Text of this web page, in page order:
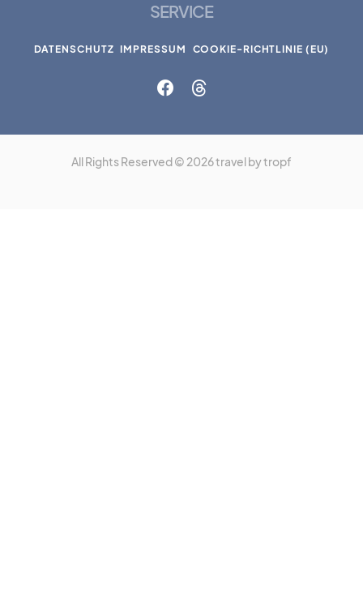
SERVICE
DATENSCHUTZ IMPRESSUM COOKIE-RICHTLINIE (EU)
All Rights Reserved © 2026 travel by tropf